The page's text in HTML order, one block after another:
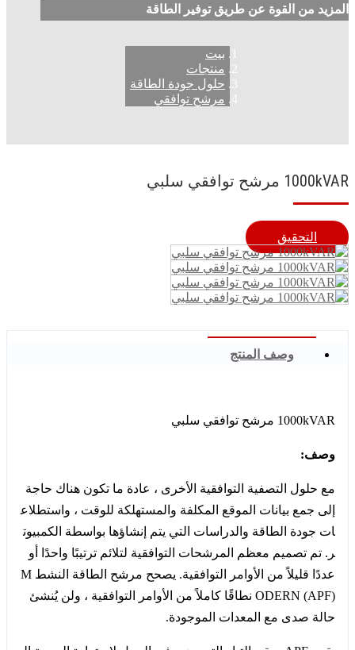
المزيد من القوة عن طريق توفير الطاقة
بيت
منتجات
حلول جودة الطاقة
مرشح توافقي
1000kVAR مرشح توافقي سلبي
التحقيق
وصف المنتج
1000kVAR مرشح توافقي سلبي
وصف:
مع حلول التصفية التوافقية الأخرى ، عادة ما تكون هناك حاجة
إلى جمع بيانات الموقع المكلفة والمستهلكة للوقت ، واستطلاع
ات جودة الطاقة والدراسات التي يتم إنشاؤها بواسطة الكمبيوت
ر. تم تصميم معظم المرشحات التوافقية لتلائم ترتيبًا واحدًا أو
عددًا قليلاً من الأوامر التوافقية. يصحح مرشح الطاقة النشط M
ODERN (APF) نطاقًا كاملاً من الأوامر التوافقية ، ولن يُنشئ
حالة صدى مع المعدات الموجودة.